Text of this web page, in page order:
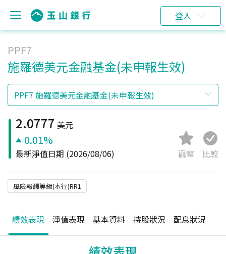
登入
PPF7
施羅德美元金融基金(未申報生效)
2.0777 美元
0.01%
最新淨值日期 (2026/08/06) 觀察 比較
風險報酬等級(本行)RR1
績效表現 淨值表現 基本資料 持股狀況 配息狀況